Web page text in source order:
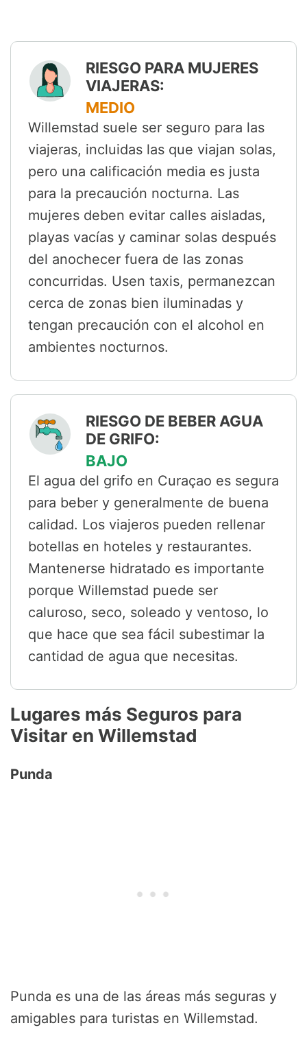
RIESGO PARA MUJERES
VIAJERAS:
MEDIO
Willemstad suele ser seguro para las
viajeras, incluidas las que viajan solas,
pero una calificación media es justa
para la precaución nocturna. Las
mujeres deben evitar calles aisladas,
playas vacías y caminar solas después
del anochecer fuera de las zonas
concurridas. Usen taxis, permanezcan
cerca de zonas bien iluminadas y
tengan precaución con el alcohol en
ambientes nocturnos.
RIESGO DE BEBER AGUA
DE GRIFO:
BAJO
El agua del grifo en Curaçao es segura
para beber y generalmente de buena
calidad. Los viajeros pueden rellenar
botellas en hoteles y restaurantes.
Mantenerse hidratado es importante
porque Willemstad puede ser
caluroso, seco, soleado y ventoso, lo
que hace que sea fácil subestimar la
cantidad de agua que necesitas.
Lugares más Seguros para
Visitar en Willemstad
Punda
Punda es una de las áreas más seguras y
amigables para turistas en Willemstad.